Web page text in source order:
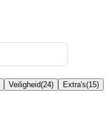
Veiligheid(24) Extra's(15)